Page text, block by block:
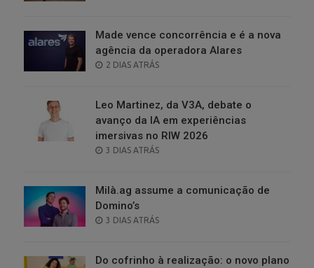
Made vence concorrência e é a nova
agência da operadora Alares
POSTED
2 DIAS ATRÁS
Leo Martinez, da V3A, debate o
avanço da IA em experiências
imersivas no RIW 2026
POSTED
3 DIAS ATRÁS
Milà.ag assume a comunicação de
Domino’s
POSTED
3 DIAS ATRÁS
Do cofrinho à realização: o novo plano